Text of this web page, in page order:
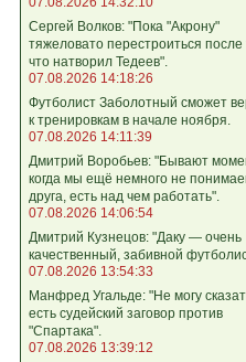
Сергей Волков: "Пока "Акрону"
тяжеловато перестроиться после
что натворил Тедеев".
07.08.2026 14:18:26
Футболист Заболотный сможет
к тренировкам в начале ноября.
07.08.2026 14:11:39
Дмитрий Воробьев: "Бывают
когда мы ещё немного не
друга, есть над чем работать".
07.08.2026 14:06:54
Дмитрий Кузнецов: "Даку — очень
качественный, забивной
07.08.2026 13:54:33
Манфред Угальде: "Не могу
есть судейский заговор против
"Спартака".
07.08.2026 13:39:12